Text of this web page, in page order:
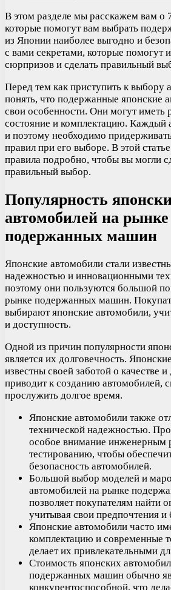
В этом разделе мы расскажем вам о
которые помогут вам выбрать
из Японии наиболее выгодно и
с вами секретами, которые помогут
сюрпризов и сделать правильный
Перед тем как приступить к выбору
понять, что подержанные японские
свои особенности. Они могут иметь
состояние и комплектацию. Каждый
и поэтому необходимо
правил при его выборе. В этой
правила подробно, чтобы вы могли
правильный выбор.
Популярность
автомобилей на рынке
подержанных машин
Японские автомобили стали
надежностью и инновационными
поэтому они пользуются большой
рынке подержанных машин.
выбирают японские автомобили,
и доступность.
Одной из причин популярности
является их долговечность.
известны своей заботой о качестве и
приводит к созданию автомобилей,
прослужить долгое время.
Японские автомобили также
технической надежностью.
особое внимание инженерным
тестированию, чтобы
безопасность автомобилей.
Большой выбор моделей и
автомобилей на рынке
позволяет покупателям найти
учитывая свои предпочтения и
Японские автомобили часто
комплектацию и современные
делает их привлекательными
Стоимость японских
подержанных машин обычно
конкурентоспособной, что